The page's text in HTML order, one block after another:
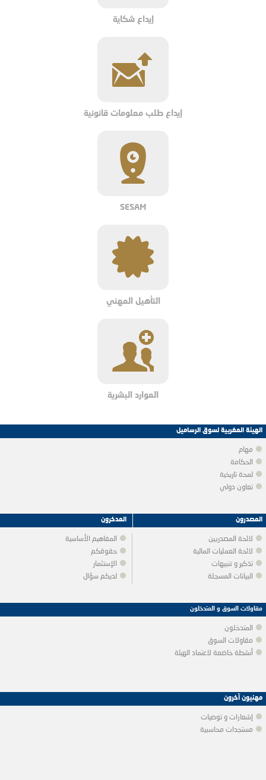
إيداع شكاية
إيداع طلب معلومات قانونية
SESAM
التأهيل المهني
الموارد البشرية
الهيئة المغربية لسوق الرساميل
مهام
الحكامة
لمحة تاريخية
تعاون دولي
المدخرون
المفاهيم الأساسية
حقوقكم
الإستثمار
لديكم سؤال
المصدرون
لائحة المصدريين
لائحة العمليات المالية
تذكير و تنبيهات
البيانات المسجلة
مقاولات السوق و المتدخلون
المتدخلون
مقاولات السوق
أنشطة خاضعة لاعتماد الهيئة
مهنيون آخرون
إشعارات و توصيات
مستجدات محاسبية